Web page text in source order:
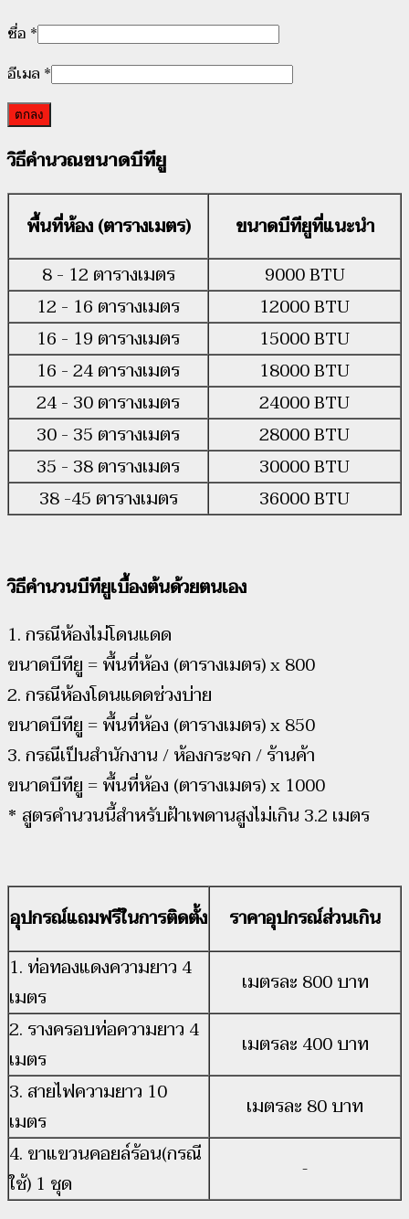
ชื่อ *
อีเมล *
วิธีคำนวณขนาดบีทียู
พื้นที่ห้อง (ตารางเมตร) ขนาดบีทียูที่แนะนำ
8 - 12 ตารางเมตร
9000 BTU
12 - 16 ตารางเมตร
12000 BTU
16 - 19 ตารางเมตร
15000 BTU
16 - 24 ตารางเมตร
18000 BTU
24 - 30 ตารางเมตร
24000 BTU
30 - 35 ตารางเมตร
28000 BTU
35 - 38 ตารางเมตร
30000 BTU
38 -45 ตารางเมตร
36000 BTU
วิธีคำนวนบีทียูเบื้องต้นด้วยตนเอง
1. กรณีห้องไม่โดนแดด
ขนาดบีทียู = พื้นที่ห้อง (ตารางเมตร) x 800
2. กรณีห้องโดนแดดช่วงบ่าย
ขนาดบีทียู = พื้นที่ห้อง (ตารางเมตร) x 850
3. กรณีเป็นสำนักงาน / ห้องกระจก / ร้านค้า
ขนาดบีทียู = พื้นที่ห้อง (ตารางเมตร) x 1000
* สูตรคำนวนนี้สำหรับฝ้าเพดานสูงไม่เกิน 3.2 เมตร
อุปกรณ์แถมฟรีในการติดตั้ง ราคาอุปกรณ์ส่วนเกิน
1. ท่อทองแดงความยาว 4
เมตร
เมตรละ 800 บาท
2. รางครอบท่อความยาว 4
เมตร
เมตรละ 400 บาท
3. สายไฟความยาว 10
เมตร
เมตรละ 80 บาท
4. ขาแขวนคอยล์ร้อน(กรณี
ใช้) 1 ชุด
-